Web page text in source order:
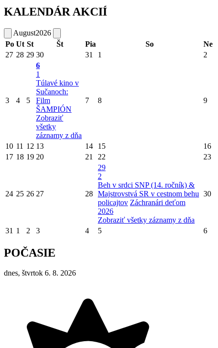
KALENDÁR AKCIÍ
August2026
Po Ut St Št Pia So
Ne
27 28 29 30 31 1 2
3 4 5
6
1
Túlavé kino v
Sučanoch:
Film
ŠAMPIÓN
Zobraziť
všetky
záznamy z dňa
7 8 9
10 11 12 13 14 15
16
17 18 19 20 21 22 23
24 25 26 27 28
29
2
Beh v srdci SNP (14. ročník) &
Majstrovstvá SR v cestnom behu
policajtov Záchranári deťom
2026
Zobraziť všetky záznamy z dňa
30
31 1 2 3 4 5 6
POČASIE
dnes, štvrtok 6. 8. 2026